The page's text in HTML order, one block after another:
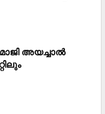
അയച്ചാല്‍